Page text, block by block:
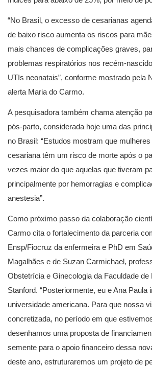
“No Brasil, o excesso de cesarianas
de baixo risco aumenta os riscos para
mais chances de complicações graves,
problemas respiratórios nos recém-
UTIs neonatais”, conforme mostrado pela
alerta Maria do Carmo.
A pesquisadora também chama atenção
pós-parto, considerada hoje uma das
no Brasil: “Estudos mostram que
cesariana têm um risco de morte após o
vezes maior do que aquelas que tiveram
principalmente por hemorragias e
anestesia”.
Como próximo passo da colaboração
Carmo cita o fortalecimento da parceria
Ensp/Fiocruz da enfermeira e PhD em
Magalhães e de Suzan Carmichael,
Obstetrícia e Ginecologia da Faculdade de
Stanford. “Posteriormente, eu e Ana Paula
universidade americana. Para que nossa
concretizada, no período em que
desenhamos uma proposta de
semente para o apoio financeiro dessa
deste ano, estruturaremos um projeto de